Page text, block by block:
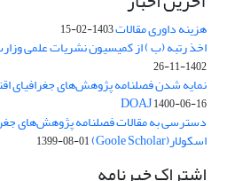
هزینه داوری مقالات1403-02-15
اخذ رتبه (ب ) از کمیسیون نشریات علمی
1402-11-26
نمایه شدن فصلنامه پژوهش‌های جغرافیای
DOAJ1400-06-16
دسترسی به مقالات فصلنامه پژوهش‌های
اسکولار(Goole Scholar) 1399-08-01